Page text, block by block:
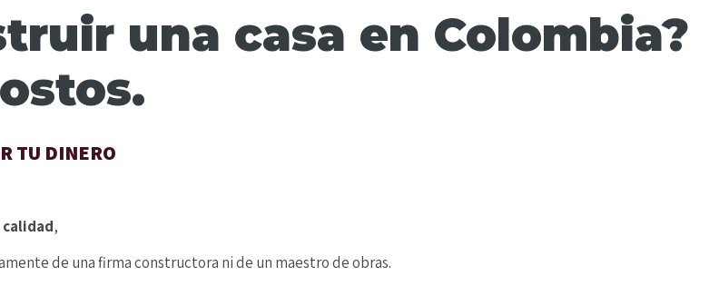
una casa en Colombia?
TU DINERO
,
de una firma constructora ni de un maestro de obras.